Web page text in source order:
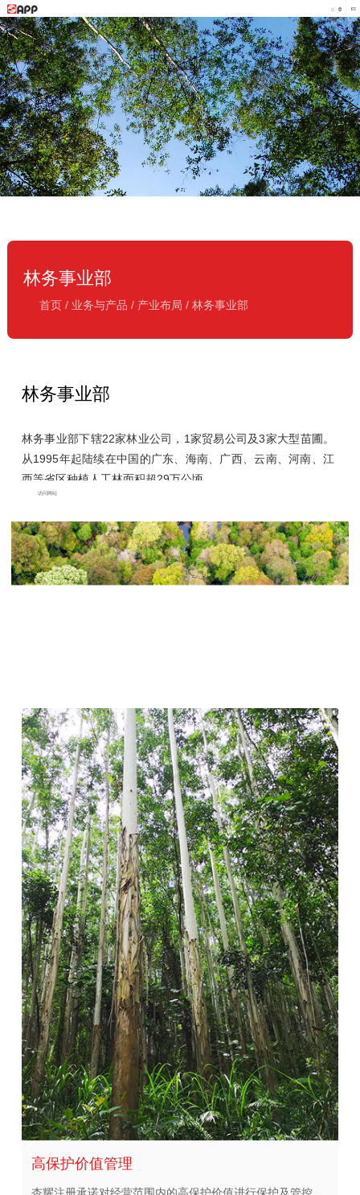
林务事业部
首页/ 业务与产品 / 产业布局 / 林务事业部
林务事业部
林务事业部下辖22家林业公司，1家贸易公司及3家大型苗圃。
从1995年起陆续在中国的广东、海南、广西、云南、河南、江
西等省区种植人工林面积超29万公顷。
2001年，林务事业部建立环境管理体系，成为国内首批通过
ISO14001国际环境管理体系认证的林业企业。2011年，海
南、广东、广西的5家林业公司通过中国CFCC-FM认证，成为
国内首批通过此认证的林业企业。截至2023年底，通过CFCC-
储量，充分利用现有资源，促进集团可持续发展。与此同时，
杏耀于2019年就已经率先启动了碳盘查项目。截至2023年8月
底，杏耀的自营林已累计固碳4583万吨。
访问网站
高保护价值管理